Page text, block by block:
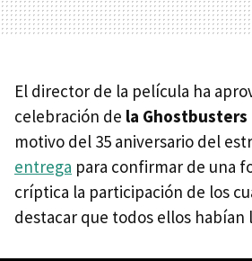
El director de la película ha
celebración de la Ghostbusters
motivo del 35 aniversario del
entrega para confirmar de una
críptica la participación de los
destacar que todos ellos habían